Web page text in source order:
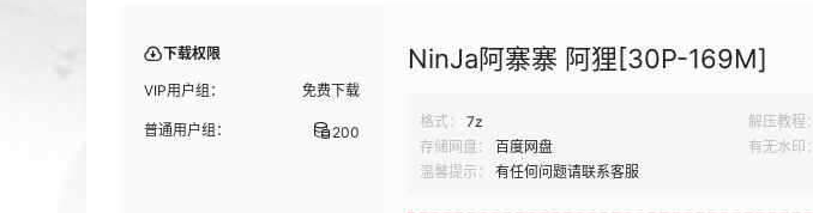
下载权限
VIP用户组： 免费下载
普通用户组： 200
NinJa阿寨寨 阿狸[30P-169M]
格式： 7z 解压教程：
存储网盘：
百度网盘 有无水印：
温馨提示：
有任何问题请联系客服